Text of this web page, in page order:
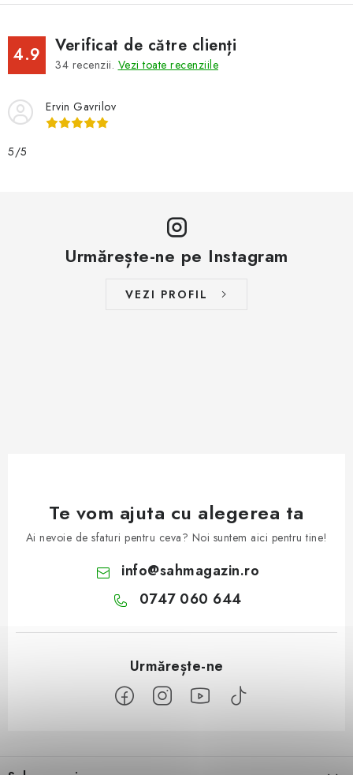
4.9 Verificat de către clienți
34 recenzii. Vezi toate recenziile
Ervin Gavrilov
5/5
Urmărește-ne pe Instagram
VEZI PROFIL
Te vom ajuta cu alegerea ta
Ai nevoie de sfaturi pentru ceva? Noi suntem aici pentru tine!
info@sahmagazin.ro
0747 060 644